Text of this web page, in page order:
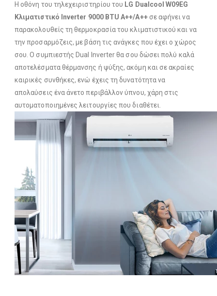
Η οθόνη του τηλεχειριστηρίου του LG Dualcool W09EG
Κλιματιστικό Inverter 9000 BTU A++/A++σε αφήνει να
παρακολουθείς τη θερμοκρασία του κλιματιστικού και να
την προσαρμόζεις, με βάση τις ανάγκες που έχει ο χώρος
σου. Ο συμπιεστής Dual Inverter θα σου δώσει πολύ καλά
αποτελέσματα θέρμανσης ή ψύξης, ακόμη και σε ακραίες
καιρικές συνθήκες, ενώ έχεις τη δυνατότητα να
απολαύσεις ένα άνετο περιβάλλον ύπνου, χάρη στις
αυτοματοποιημένες λειτουργίες που διαθέτει.